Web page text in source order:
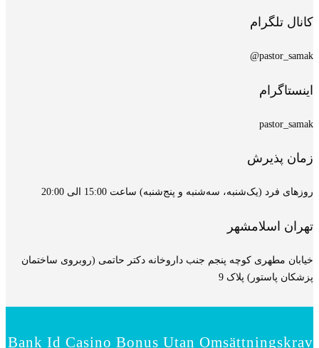
کانال تلگرام
pastor_samak@
اینستاگرام
pastor_samak
زمان پذیرش
روزهای فرد (یک‌شنبه، سه‌شنبه و پنج‌شنبه) ساعت 15:00 الی 20:00
تهران اسلامشهر
خیابان مطهری کوچه پنجم جنب داروخانه دکتر حاتمی (روبروی ساختمان
پزشکان پاستور) پلاک 9
Bank Id Casino Bonus Utan Omsättningskrav